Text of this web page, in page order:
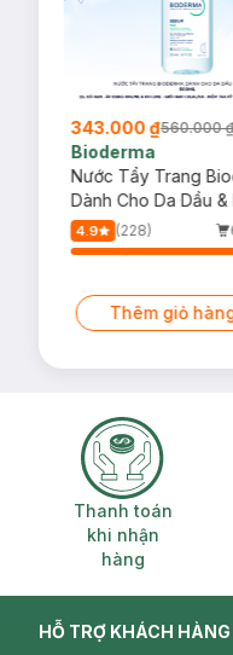
343.000 ₫560.000
Bioderma
Nước Tẩy Trang
Dành Cho Da Dầu &
500ml
4.9 (228)
Thêm giỏ
Thanh toán
Thanh toán
khi nhận
hàng
HỖ TRỢ KHÁCH HÀNG